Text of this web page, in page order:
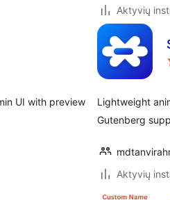
Aktyvių
UI with preview
Lightweight
Gutenberg
Aktyvių